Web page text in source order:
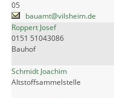
05
bauamt@vilsheim.de
Roppert Josef
0151 51043086
Bauhof
Schmidt Joachim
Altstoffsammelstelle